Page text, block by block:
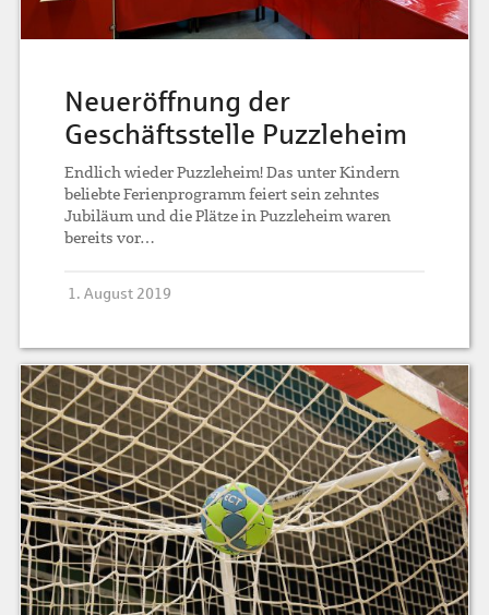
Neueröffnung der
Geschäftsstelle Puzzleheim
Endlich wieder Puzzleheim! Das unter Kindern
beliebte Ferienprogramm feiert sein zehntes
Jubiläum und die Plätze in Puzzleheim waren
bereits vor…
1. August 2019